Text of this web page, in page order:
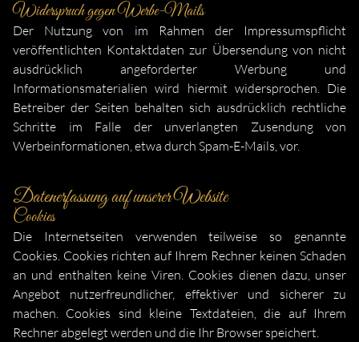
Widerspruch gegen Werbe-Mails
Der Nutzung von im Rahmen der Impressumspflicht
veröffentlichten Kontaktdaten zur Übersendung von nicht
ausdrücklich angeforderter Werbung und
Informationsmaterialien wird hiermit widersprochen. Die
Betreiber der Seiten behalten sich ausdrücklich rechtliche
Schritte im Falle der unverlangten Zusendung von
Werbeinformationen, etwa durch Spam-E-Mails, vor.
Datenerfassung auf unserer Website
Cookies
Die Internetseiten verwenden teilweise so genannte
Cookies. Cookies richten auf Ihrem Rechner keinen Schaden
an und enthalten keine Viren. Cookies dienen dazu, unser
Angebot nutzerfreundlicher, effektiver und sicherer zu
machen. Cookies sind kleine Textdateien, die auf Ihrem
Rechner abgelegt werden und die Ihr Browser speichert.